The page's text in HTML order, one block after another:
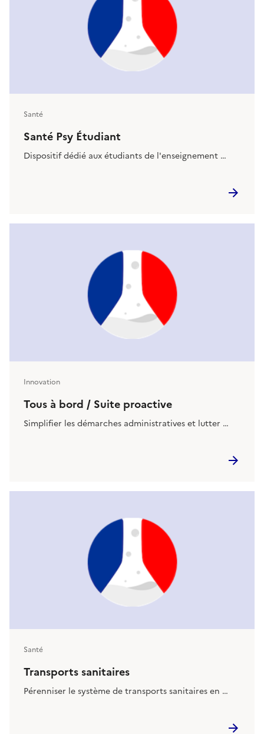
Innovation
Tous à bord / Suite proactive
Simplifier les démarches administratives et lutter …
Santé
Santé Psy Étudiant
Dispositif dédié aux étudiants de l'enseignement …
Santé
Transports sanitaires
Pérenniser le système de transports sanitaires en …